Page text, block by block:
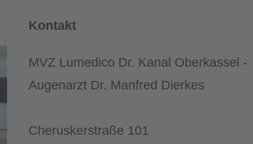
Kontakt
MVZ Lumedico Dr. Kanal Oberkassel -
Augenarzt Dr. Manfred Dierkes
Cheruskerstraße 101